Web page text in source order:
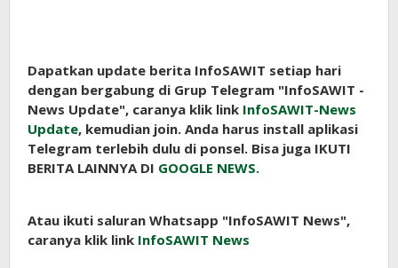
Dapatkan update berita InfoSAWIT setiap hari
dengan bergabung di Grup Telegram "InfoSAWIT -
News Update", caranya klik link InfoSAWIT-News
Update, kemudian join. Anda harus install aplikasi
Telegram terlebih dulu di ponsel. Bisa juga IKUTI
BERITA LAINNYA DI GOOGLE NEWS.
Atau ikuti saluran Whatsapp "InfoSAWIT News",
caranya klik link InfoSAWIT News